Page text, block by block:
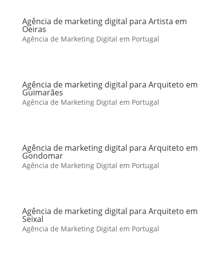
Agência de marketing digital para Artista em
Oeiras
Agência de Marketing Digital em Portugal
Agência de marketing digital para Arquiteto em
Guimarães
Agência de Marketing Digital em Portugal
Agência de marketing digital para Arquiteto em
Gondomar
Agência de Marketing Digital em Portugal
Agência de marketing digital para Arquiteto em
Seixal
Agência de Marketing Digital em Portugal